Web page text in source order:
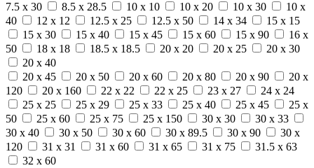
7.5 x 30
8.5 x 28.5 10 x 10 10 x 20 10 x 30
10 x
40
12 x 12 12.5 x 25 12.5 x 50 14 x 34
15 x 15
15 x 30
15 x 40 15 x 45 15 x 60 15 x 90
16 x
50
18 x 18 18.5 x 18.5 20 x 20 20 x 25
20 x 30
20 x 40
20 x 45
20 x 50 20 x 60 20 x 80 20 x 90
20 x
120
20 x 160 22 x 22 22 x 25 23 x 27
24 x 24
25 x 25
25 x 29 25 x 33 25 x 40 25 x 45
25 x
50
25 x 60 25 x 75 25 x 150 30 x 30
30 x 33
30 x 40
30 x 50 30 x 60 30 x 89.5 30 x 90
30 x
120
31 x 31 31 x 60 31 x 65 31 x 75
31.5 x 63
32 x 60